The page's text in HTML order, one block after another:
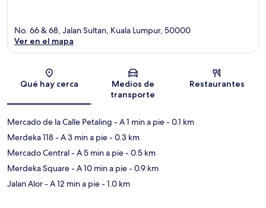
Sección del mapa
No. 66 & 68, Jalan Sultan, Kuala Lumpur, 50000
Ver en el mapa
Qué hay cerca
Medios de
transporte
Restaurantes
Mercado de la Calle Petaling - A 1 min a pie- 0.1 km
Merdeka 118- A 3 min a pie- 0.3 km
Mercado Central- A 5 min a pie- 0.5 km
Merdeka Square- A 10 min a pie- 0.9 km
Jalan Alor- A 12 min a pie- 1.0 km